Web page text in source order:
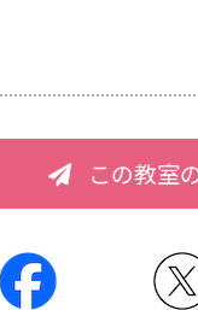
この教室